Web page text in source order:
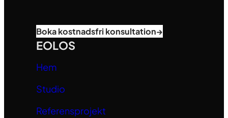
Boka kostnadsfri konsultation→
EOLOS
Hem
Studio
Referensprojekt